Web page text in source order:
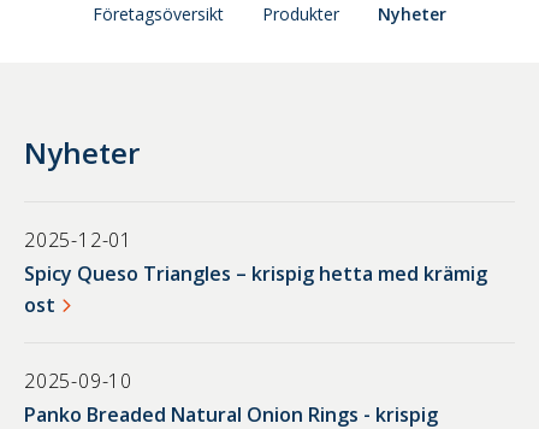
Företagsöversikt Produkter Nyheter
Nyheter
2025-12-01
Spicy Queso Triangles – krispig hetta med krämig
ost
2025-09-10
Panko Breaded Natural Onion Rings - krispig